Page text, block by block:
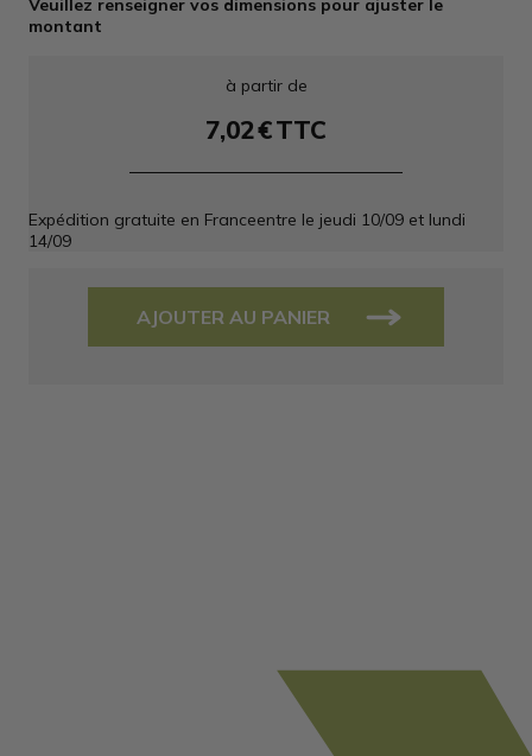
Veuillez renseigner vos dimensions pour ajuster le
montant
à partir de
7,02€TTC
Expédition gratuite en Franceentre le jeudi 10/09 et lundi
14/09
AJOUTER AU PANIER